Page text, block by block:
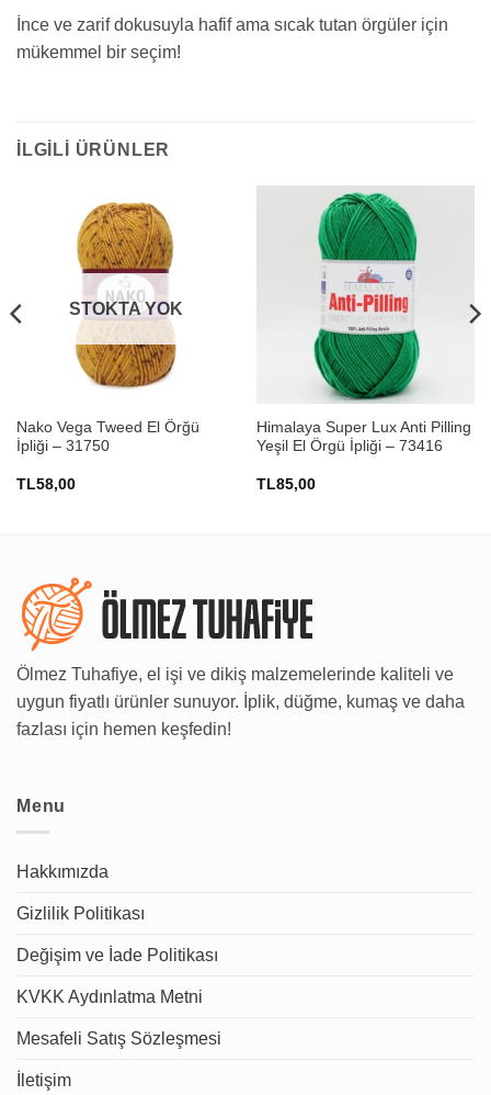
İnce ve zarif dokusuyla hafif ama sıcak tutan örgüler için
mükemmel bir seçim!
İLGILI ÜRÜNLER
STOKTA YOK
Nako Vega Tweed El Örğü
İpliği – 31750
TL58,00
Himalaya Super Lux Anti Pilling
Yeşil El Örgü İpliği – 73416
TL85,00
Ölmez Tuhafiye, el işi ve dikiş malzemelerinde kaliteli ve
uygun fiyatlı ürünler sunuyor. İplik, düğme, kumaş ve daha
fazlası için hemen keşfedin!
Menu
Hakkımızda
Gizlilik Politikası
Değişim ve İade Politikası
KVKK Aydınlatma Metni
Mesafeli Satış Sözleşmesi
İletişim